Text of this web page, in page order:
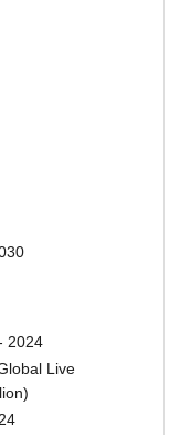
2024
Live